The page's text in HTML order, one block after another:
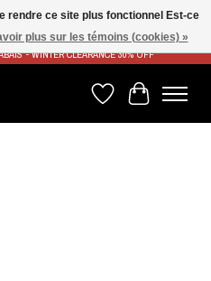
100$ - FAST & FREE SHIPPING ON ORDERS
- WINTER CLEARANCE 30% OFF
Liste de souhaits
Panier
rendre ce site plus fonctionnel Est-ce
plus sur les témoins (cookies) »